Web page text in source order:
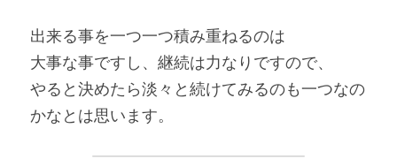
出来る事を一つ一つ積み重ねるのは
大事な事ですし、継続は力なりですので、
やると決めたら淡々と続けてみるのも一つなの
かなとは思います。